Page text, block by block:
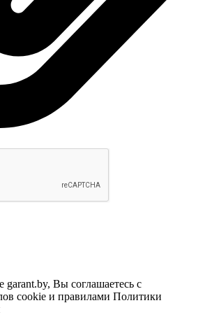
garant.by, Вы соглашаетесь с
cookie и правилами Политики